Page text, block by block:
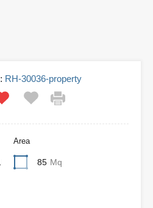
RH-30036-property
Area
85 Mq